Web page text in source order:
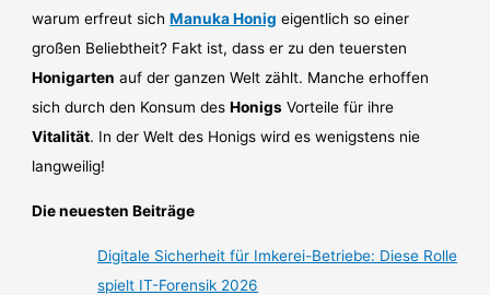
warum erfreut sichManuka Honig eigentlich so einer
großen Beliebtheit? Fakt ist, dass er zu den teuersten
Honigarten auf der ganzen Welt zählt. Manche erhoffen
sich durch den Konsum desHonigs Vorteile für ihre
Vitalität. In der Welt des Honigs wird es wenigstens nie
langweilig!
Die neuesten Beiträge
Digitale Sicherheit für Imkerei-Betriebe: Diese Rolle
spielt IT-Forensik 2026